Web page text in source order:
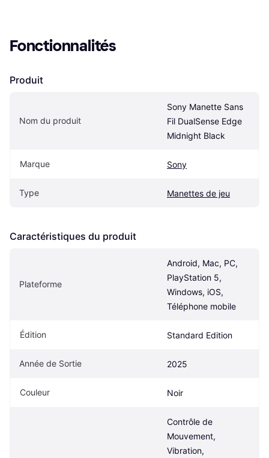
Fonctionnalités
Produit
Nom du produit
Sony Manette Sans
Fil DualSense Edge
Midnight Black
Marque Sony
Type Manettes de jeu
Caractéristiques du produit
Plateforme
Android, Mac, PC,
PlayStation 5,
Windows, iOS,
Téléphone mobile
Édition Standard Edition
Année de Sortie 2025
Couleur Noir
Contrôle de
Mouvement,
Vibration,